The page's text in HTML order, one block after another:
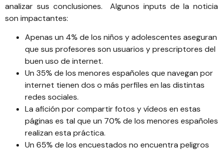
analizar sus conclusiones. Algunos inputs de la noticia
son impactantes:
Apenas un 4% de los niños y adolescentes aseguran
que sus profesores son usuarios y prescriptores del
buen uso de internet.
Un 35% de los menores españoles que navegan por
internet tienen dos o más perfiles en las distintas
redes sociales.
La afición por compartir fotos y vídeos en estas
páginas es tal que un 70% de los menores españoles
realizan esta práctica.
Un 65% de los encuestados no encuentra peligros